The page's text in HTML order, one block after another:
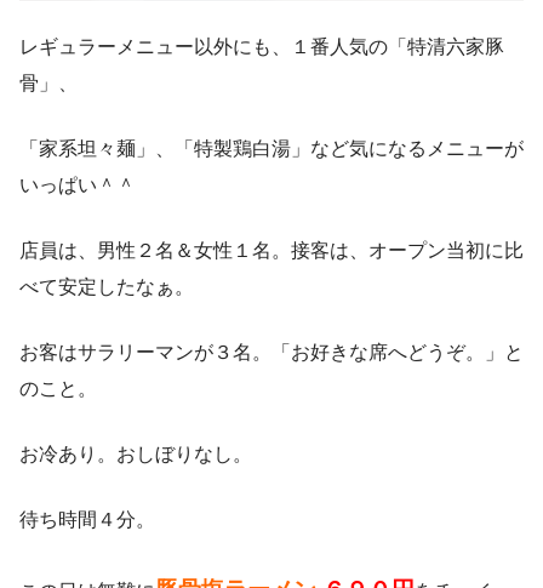
レギュラーメニュー以外にも、１番人気の「特清六家豚
骨」、
「家系坦々麺」、「特製鶏白湯」など気になるメニューが
いっぱい＾＾
店員は、男性２名＆女性１名。接客は、オープン当初に比
べて安定したなぁ。
お客はサラリーマンが３名。「お好きな席へどうぞ。」と
のこと。
お冷あり。おしぼりなし。
待ち時間４分。